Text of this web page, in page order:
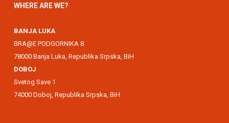
WHERE ARE WE?
BANJA LUKA
BRA@E PODGORNIKA 8
78000 Banja Luka, Republika Srpska, BiH
DOBOJ
Svetog Save 1
74000 Doboj, Republika Srpska, BiH